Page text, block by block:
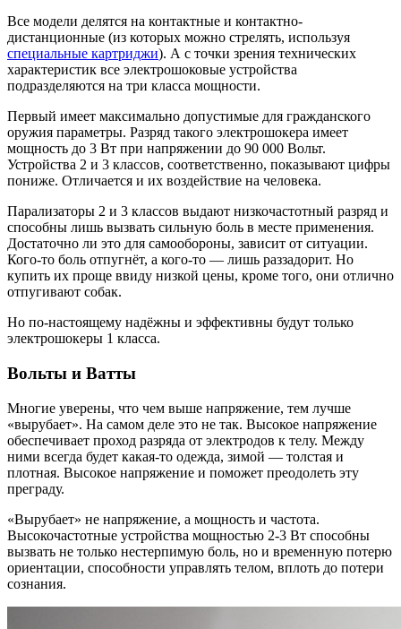
Все модели делятся на контактные и контактно-
дистанционные (из которых можно стрелять, используя
специальные картриджи). А с точки зрения технических
характеристик все электрошоковые устройства
подразделяются на три класса мощности.
Первый имеет максимально допустимые для гражданского
оружия параметры. Разряд такого электрошокера имеет
мощность до 3 Вт при напряжении до 90 000 Вольт.
Устройства 2 и 3 классов, соответственно, показывают цифры
пониже. Отличается и их воздействие на человека.
Парализаторы 2 и 3 классов выдают низкочастотный разряд и
способны лишь вызвать сильную боль в месте применения.
Достаточно ли это для самообороны, зависит от ситуации.
Кого-то боль отпугнёт, а кого-то — лишь раззадорит. Но
купить их проще ввиду низкой цены, кроме того, они отлично
отпугивают собак.
Но по-настоящему надёжны и эффективны будут только
электрошокеры 1 класса.
Вольты и Ватты
Многие уверены, что чем выше напряжение, тем лучше
«вырубает». На самом деле это не так. Высокое напряжение
обеспечивает проход разряда от электродов к телу. Между
ними всегда будет какая-то одежда, зимой — толстая и
плотная. Высокое напряжение и поможет преодолеть эту
преграду.
«Вырубает» не напряжение, а мощность и частота.
Высокочастотные устройства мощностью 2-3 Вт способны
вызвать не только нестерпимую боль, но и временную потерю
ориентации, способности управлять телом, вплоть до потери
сознания.